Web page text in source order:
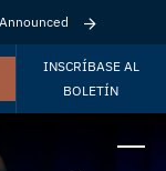
INSCRÍBASE AL
BOLETÍN